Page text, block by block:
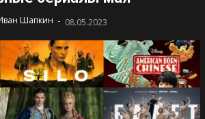
Шапкин - 08.05.2023